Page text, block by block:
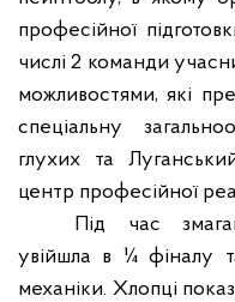
професійної
числі 2 команди
можливостями, які
спеціальну
глухих та
центр професійної
Під час
увійшла в ¼ фіналу
механіки. Хлопці